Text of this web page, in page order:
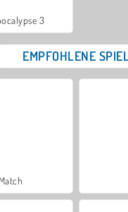
3
EMPFOHLENE